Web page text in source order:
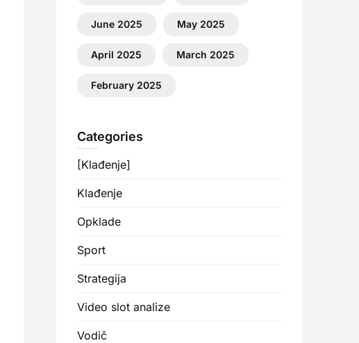
June 2025 May 2025
April 2025 March 2025
February 2025
Categories
[Klađenje]
Klađenje
Opklade
Sport
Strategija
Video slot analize
Vodič